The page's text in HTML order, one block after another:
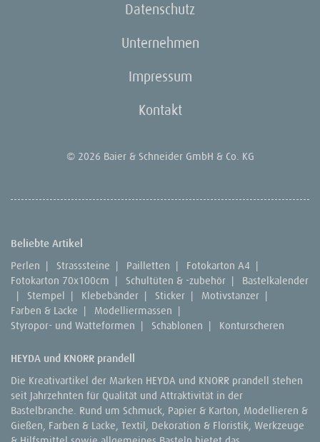
Datenschutz
Unternehmen
Impressum
Kontakt
© 2026 Baier & Schneider GmbH & Co. KG
Beliebte Artikel
Perlen | Strasssteine | Pailletten | Fotokarton A4 |
Fotokarton 70x100cm | Schultüten & -zubehör |
Bastelkalender
|
Stempel | Klebebänder | Sticker | Motivstanzer |
Farben & Lacke | Modelliermassen |
Styropor- und Watteformen | Schablonen | Konturscheren
HEYDA und KNORR prandell
Die Kreativartikel der Marken HEYDA und KNORR prandell stehen
seit Jahrzehnten für Qualität und Attraktivität in der
Bastelbranche. Rund um Schmuck, Papier & Karton, Modellieren &
Gießen, Farben & Lacke, Textil, Dekoration & Floristik, Werkzeuge